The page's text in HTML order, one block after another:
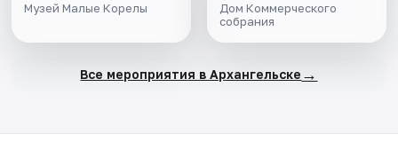
Музей Малые Корелы
Дом Коммерческого
собрания
Все мероприятия в Архангельске →